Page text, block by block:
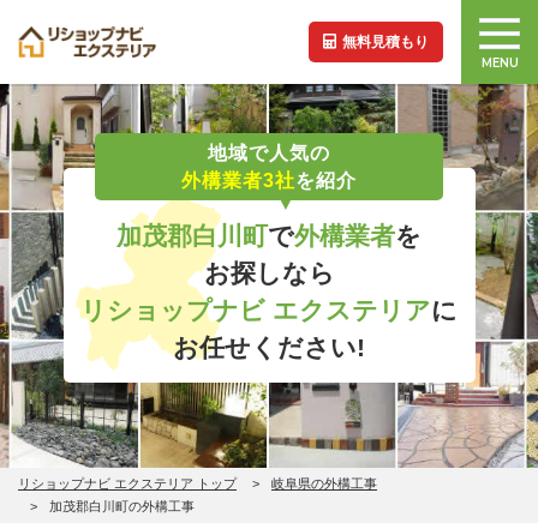
無料見積もり
MENU
地域で人気の
外構業者3社を紹介
加茂郡白川町で外構業者を
お探しなら
リショップナビ エクステリアに
お任せください!
リショップナビ エクステリア トップ
岐阜県の外構工事
加茂郡白川町の外構工事